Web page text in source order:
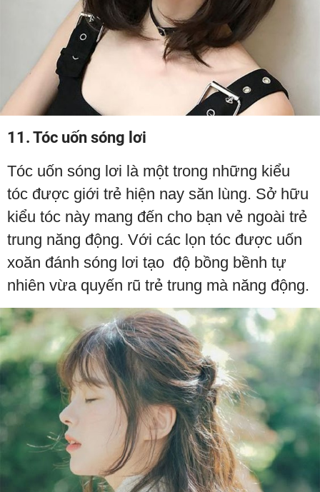
11. Tóc uốn sóng lơi
Tóc uốn sóng lơi là một trong những kiểu
tóc được giới trẻ hiện nay săn lùng. Sở hữu
kiểu tóc này mang đến cho bạn vẻ ngoài trẻ
trung năng động. Với các lọn tóc được uốn
xoăn đánh sóng lơi tạo độ bồng bềnh tự
nhiên vừa quyến rũ trẻ trung mà năng động.